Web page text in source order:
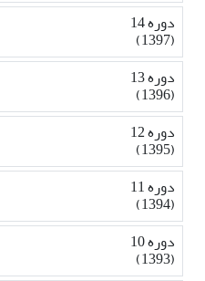
دوره 14
(1397)
دوره 13
(1396)
دوره 12
(1395)
دوره 11
(1394)
دوره 10
(1393)